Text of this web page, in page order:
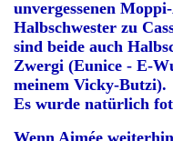
unvergessenen
Halbschwester zu
sind beide auch
Zwergi (Eunice - E-
meinem Vicky-Butzi).
Es wurde natürlich
Wenn Aimée